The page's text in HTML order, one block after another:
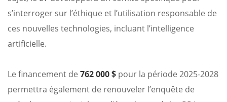
s’interroger sur l’éthique et l’utilisation responsable de
ces nouvelles technologies, incluant l’intelligence
artificielle.
Le financement de 762 000 $ pour la période 2025-2028
permettra également de renouveler l’enquête de